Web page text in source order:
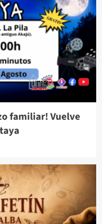
familiar! Vuelve